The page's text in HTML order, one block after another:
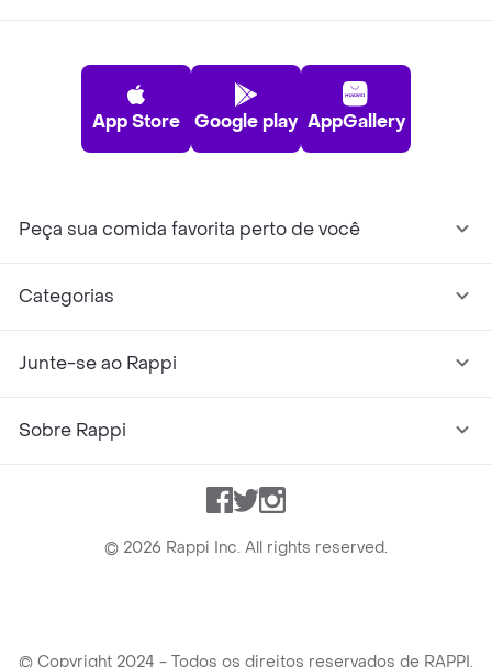
App Store Google play AppGallery
Peça sua comida favorita perto de você
Categorias
Junte-se ao Rappi
Sobre Rappi
Facebook
TwitterInstagram
© 2026 Rappi Inc. All rights reserved.
© Copyright 2024 - Todos os direitos reservados de RAPPI.